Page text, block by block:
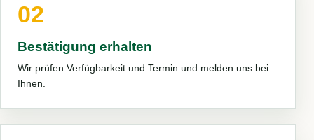
02
Bestätigung erhalten
Wir prüfen Verfügbarkeit und Termin und melden uns bei
Ihnen.